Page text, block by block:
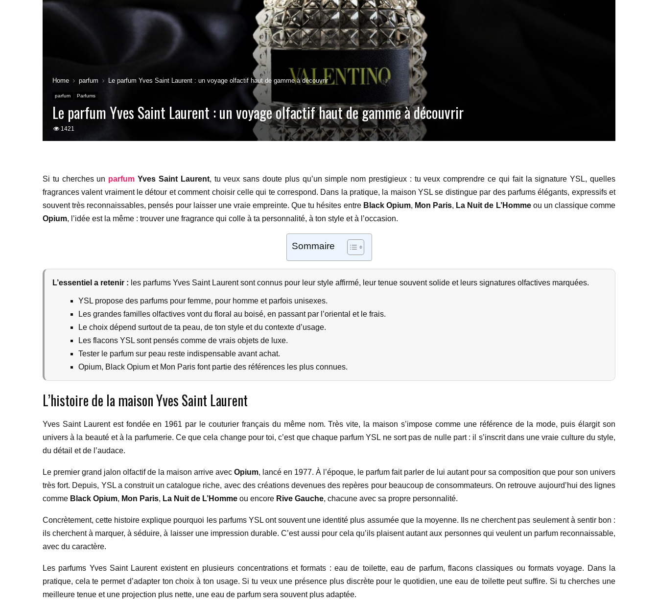
Home parfum Le parfum Yves Saint Laurent : un voyage olfactif haut de gamme à découvrir
parfum Parfums
Le parfum Yves Saint Laurent : un voyage olfactif haut de gamme à découvrir
1421
Si tu cherches un parfum Yves Saint Laurent, tu veux sans doute plus qu’un simple nom prestigieux : tu veux comprendre ce qui fait la signature YSL, quelles
fragrances valent vraiment le détour et comment choisir celle qui te correspond. Dans la pratique, la maison YSL se distingue par des parfums élégants, expressifs et
souvent très reconnaissables, pensés pour laisser une vraie empreinte. Que tu hésites entre Black Opium, Mon Paris, La Nuit de L’Hommeou un classique comme
Opium, l’idée est la même : trouver une fragrance qui colle à ta personnalité, à ton style et à l’occasion.
Sommaire
L’essentiel a retenir : les parfums Yves Saint Laurent sont connus pour leur style affirmé, leur tenue souvent solide et leurs signatures olfactives marquées.
YSL propose des parfums pour femme, pour homme et parfois unisexes.
Les grandes familles olfactives vont du floral au boisé, en passant par l’oriental et le frais.
Le choix dépend surtout de ta peau, de ton style et du contexte d’usage.
Les flacons YSL sont pensés comme de vrais objets de luxe.
Tester le parfum sur peau reste indispensable avant achat.
Opium, Black Opium et Mon Paris font partie des références les plus connues.
L’histoire de la maison Yves Saint Laurent
Yves Saint Laurent est fondée en 1961 par le couturier français du même nom. Très vite, la maison s’impose comme une référence de la mode, puis élargit son
univers à la beauté et à la parfumerie. Ce que cela change pour toi, c’est que chaque parfum YSL ne sort pas de nulle part : il s’inscrit dans une vraie culture du style,
du détail et de l’audace.
Le premier grand jalon olfactif de la maison arrive avec Opium, lancé en 1977. À l’époque, le parfum fait parler de lui autant pour sa composition que pour son univers
très fort. Depuis, YSL a construit un catalogue riche, avec des créations devenues des repères pour beaucoup de consommateurs. On retrouve aujourd’hui des lignes
comme Black Opium, Mon Paris, La Nuit de L’Homme ou encore Rive Gauche, chacune avec sa propre personnalité.
Concrètement, cette histoire explique pourquoi les parfums YSL ont souvent une identité plus assumée que la moyenne. Ils ne cherchent pas seulement à sentir bon :
ils cherchent à marquer, à séduire, à laisser une impression durable. C’est aussi pour cela qu’ils plaisent autant aux personnes qui veulent un parfum reconnaissable,
avec du caractère.
Les parfums Yves Saint Laurent existent en plusieurs concentrations et formats : eau de toilette, eau de parfum, flacons classiques ou formats voyage. Dans la
pratique, cela te permet d’adapter ton choix à ton usage. Si tu veux une présence plus discrète pour le quotidien, une eau de toilette peut suffire. Si tu cherches une
meilleure tenue et une projection plus nette, une eau de parfum sera souvent plus adaptée.